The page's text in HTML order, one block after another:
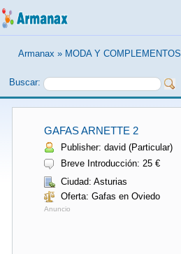
Armanax » MODA Y COMPLEMENTOS
Buscar:
GAFAS ARNETTE 2
Publisher: david (Particular)
Breve Introducción: 25 €
Ciudad: Asturias
Oferta: Gafas en Oviedo
Anuncio